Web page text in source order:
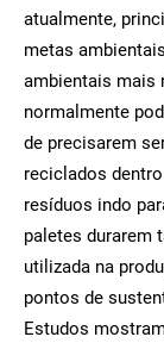
atualmente,
metas
ambientais mais
normalmente
de precisarem
reciclados
resíduos indo
paletes durarem
utilizada na
pontos de
Estudos